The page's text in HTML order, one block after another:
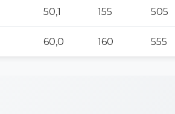
50,1 155 505
60,0 160 555